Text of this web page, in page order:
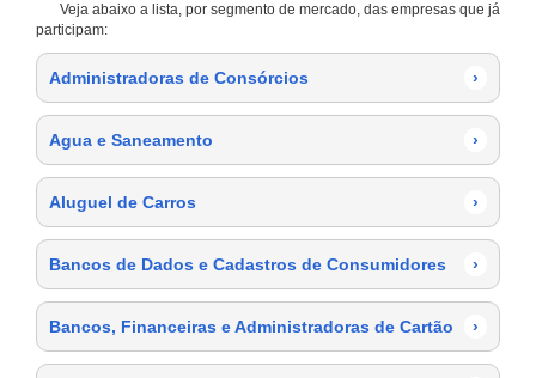
Veja abaixo a lista, por segmento de mercado, das empresas que já
participam:
Administradoras de Consórcios ›
Agua e Saneamento ›
Aluguel de Carros ›
Bancos de Dados e Cadastros de Consumidores ›
Bancos, Financeiras e Administradoras de Cartão ›